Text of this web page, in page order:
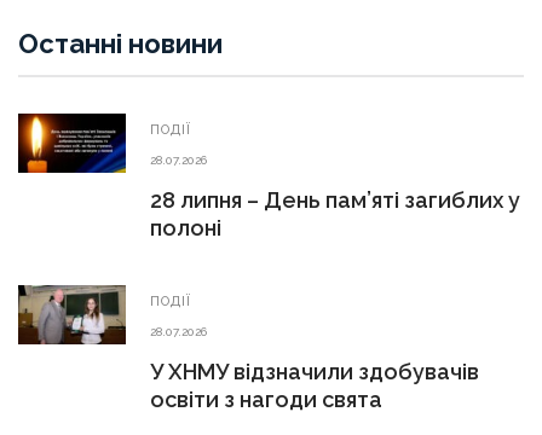
Останні новини
ПОДІЇ
28.07.2026
28 липня – День пам’яті загиблих у
полоні
ПОДІЇ
28.07.2026
У ХНМУ відзначили здобувачів
освіти з нагоди свята